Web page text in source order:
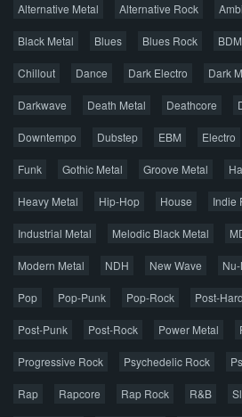
Alternative Metal Alternative Rock
Black Metal Blues Blues Rock BDM
Chillout Dance Dark Electro Dark
Darkwave Death Metal Deathcore
Downtempo Dubstep EBM Electro
Funk Gothic Metal Groove Metal
Heavy Metal Hip-Hop House Indie
Industrial Metal Melodic Black Metal
Modern Metal NDH New Wave
Pop Pop-Punk Pop-Rock Post-
Post-Punk Post-Rock Power Metal
Progressive Rock Psychedelic Rock
Rap Rapcore Rap Rock R&B
Новые раздачи
Популярное за сутки
Главная Поиск по сайту
Карта
Джаз
Метал Поп Рэп Рок
Весь материал выложен для
лицензионную копию.